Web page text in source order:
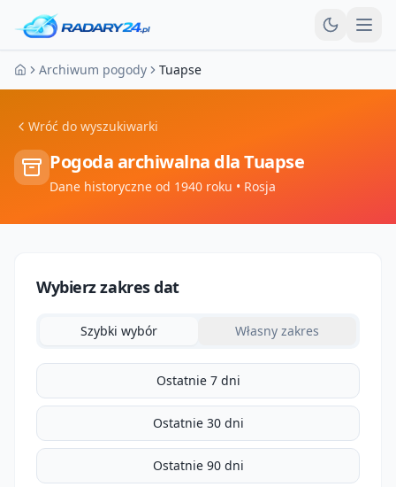
Strona główna
Archiwum pogody Tuapse
Wróć do wyszukiwarki
Pogoda archiwalna dlaTuapse
Dane historyczne od 1940 roku • Rosja
Wybierz zakres dat
Szybki wybór Własny zakres
Ostatnie 7 dni
Ostatnie 30 dni
Ostatnie 90 dni